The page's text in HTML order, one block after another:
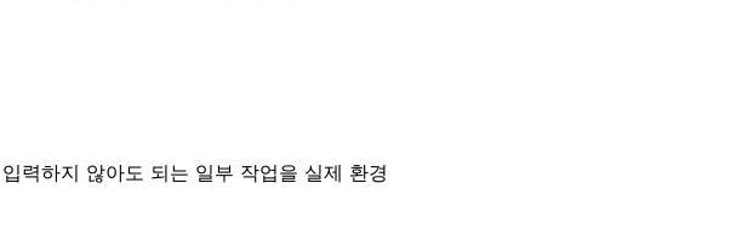
력하지 않아도 되는 일부 작업을 실제 환경